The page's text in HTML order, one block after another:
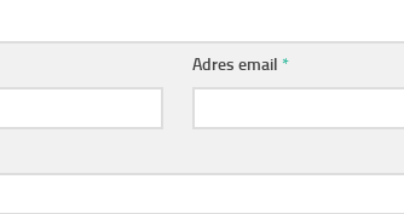
Adres email*